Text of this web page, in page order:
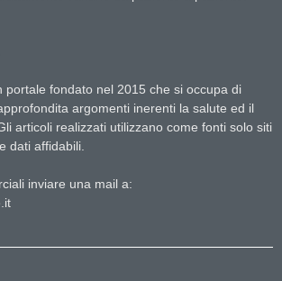
portale fondato nel 2015 che si occupa di
argomenti inerenti la salute ed il
articoli realizzati utilizzano come fonti solo siti
dati affidabili.
inviare una mail a: